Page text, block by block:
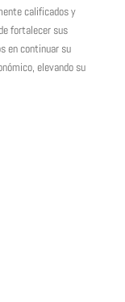
calificados y
fortalecer sus
en continuar su
elevando su